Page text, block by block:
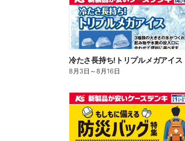
冷たさ長持ち!トリプルメガアイス
8月3日 ～8月16日